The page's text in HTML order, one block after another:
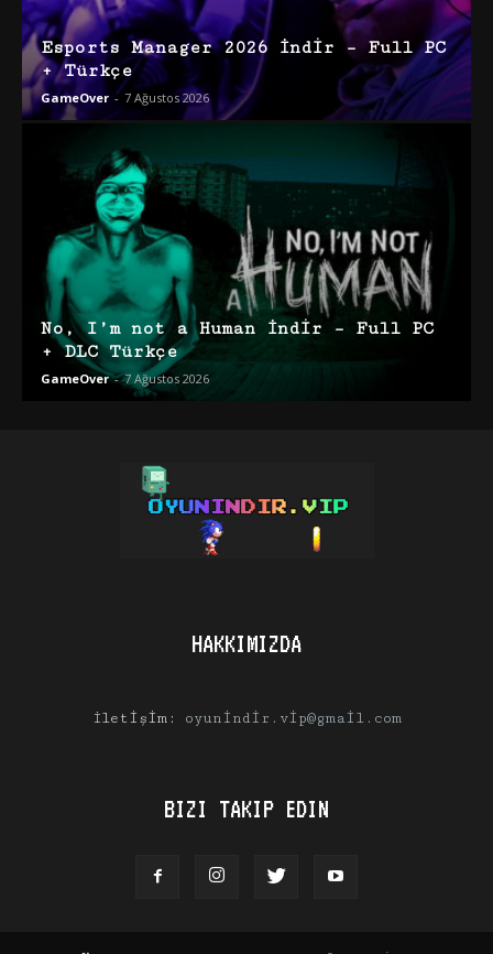
Esports Manager 2026 İndir – Full PC
+ Türkçe
GameOver - 7 Ağustos 2026
No, I’m not a Human İndir – Full PC
+ DLC Türkçe
GameOver - 7 Ağustos 2026
HAKKIMIZDA
İletişim: oyunindir.vip@gmail.com
BIZI TAKIP EDIN